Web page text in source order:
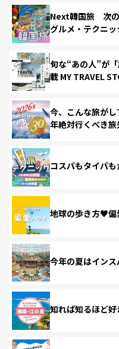
Next韓国旅 次の
グルメ・テクニッ
旬な“あの人”が
載 MY TRAVEL
今、こんな旅が
年絶対行くべき
コスパもタイパ
地球の歩き方♥偏
今年の夏はインス
知れば知るほど